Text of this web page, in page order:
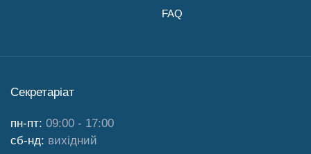
FAQ
Секретаріат
пн-пт: 09:00 - 17:00
сб-нд: вихідний